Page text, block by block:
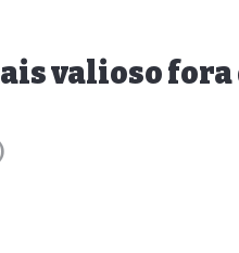
valioso fora